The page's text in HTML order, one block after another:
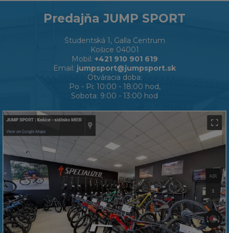
Predajňa JUMP SPORT
Študentská 1, Galla Centrum
Košice 04001
Mobil: +421 910 901 619
Email: jumpsport@jumpsport.sk
Otváracia doba:
Po - Pi: 10:00 - 18:00 hod,
Sobota: 9:00 - 13:00 hod